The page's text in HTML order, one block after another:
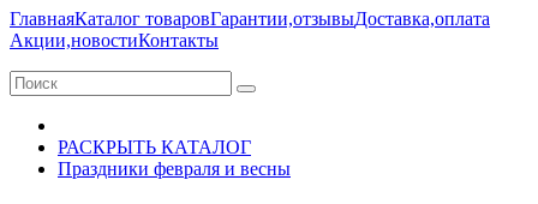
ГлавнаяКаталог товаровГарантии,отзывыДоставка,оплата
Акции,новостиКонтакты
РАСКРЫТЬ КАТАЛОГ
Праздники февраля и весны